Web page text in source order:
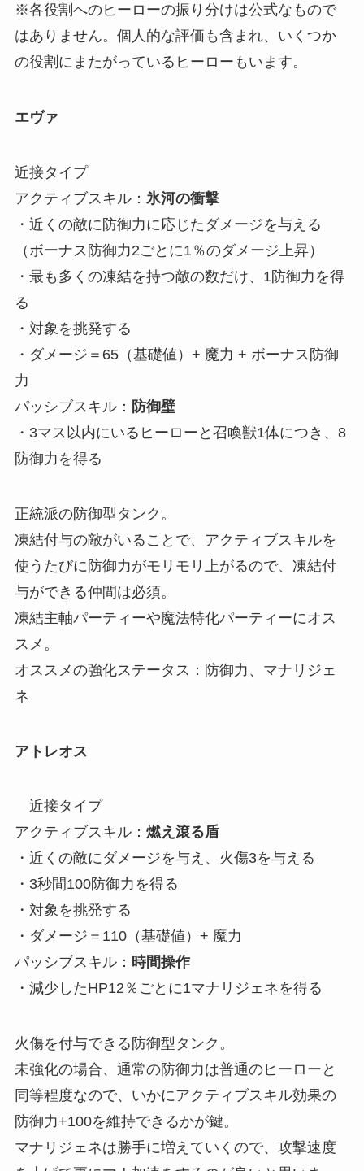
※各役割へのヒーローの振り分けは公式なもので
はありません。個人的な評価も含まれ、いくつか
の役割にまたがっているヒーローもいます。
エヴァ
近接タイプ
アクティブスキル： 氷河の衝撃
・近くの敵に防御力に応じたダメージを与える
（ボーナス防御力2ごとに1％のダメージ上昇）
・最も多くの凍結を持つ敵の数だけ、1防御力を得
る
・対象を挑発する
・ダメージ＝65（基礎値）+ 魔力 + ボーナス防御
力
パッシブスキル： 防御壁
・3マス以内にいるヒーローと召喚獣1体につき、8
防御力を得る
正統派の防御型タンク。
凍結付与の敵がいることで、アクティブスキルを
使うたびに防御力がモリモリ上がるので、凍結付
与ができる仲間は必須。
凍結主軸パーティーや魔法特化パーティーにオス
スメ。
オススメの強化ステータス：防御力、マナリジェ
ネ
アトレオス
近接タイプ
アクティブスキル： 燃え滾る盾
・近くの敵にダメージを与え、火傷3を与える
・3秒間100防御力を得る
・対象を挑発する
・ダメージ＝110（基礎値）+ 魔力
パッシブスキル： 時間操作
・減少したHP12％ごとに1マナリジェネを得る
火傷を付与できる防御型タンク。
未強化の場合、通常の防御力は普通のヒーローと
同等程度なので、いかにアクティブスキル効果の
防御力+100を維持できるかが鍵。
マナリジェネは勝手に増えていくので、攻撃速度